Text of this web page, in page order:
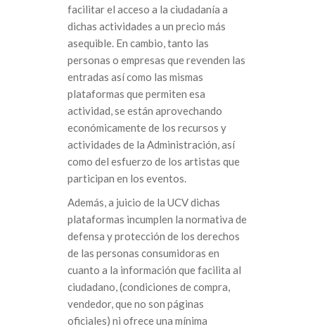
facilitar el acceso a la ciudadanía a
dichas actividades a un precio más
asequible. En cambio, tanto las
personas o empresas que revenden las
entradas así como las mismas
plataformas que permiten esa
actividad, se están aprovechando
económicamente de los recursos y
actividades de la Administración, así
como del esfuerzo de los artistas que
participan en los eventos.
Además, a juicio de la UCV dichas
plataformas incumplen la normativa de
defensa y protección de los derechos
de las personas consumidoras en
cuanto a la información que facilita al
ciudadano, (condiciones de compra,
vendedor, que no son páginas
oficiales) ni ofrece una mínima